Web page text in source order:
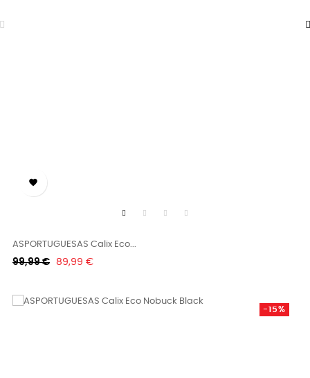

ASPORTUGUESAS Calix Eco...
Κανονική
99,99 € Τιμή
89,99 €
-15%